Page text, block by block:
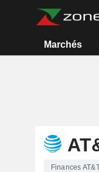
Marchés
Finances